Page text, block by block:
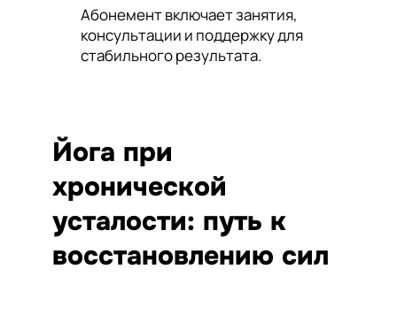
Абонемент включает занятия,
консультации и поддержку для
стабильного результата.
Йога при
хронической
усталости: путь к
восстановлению сил